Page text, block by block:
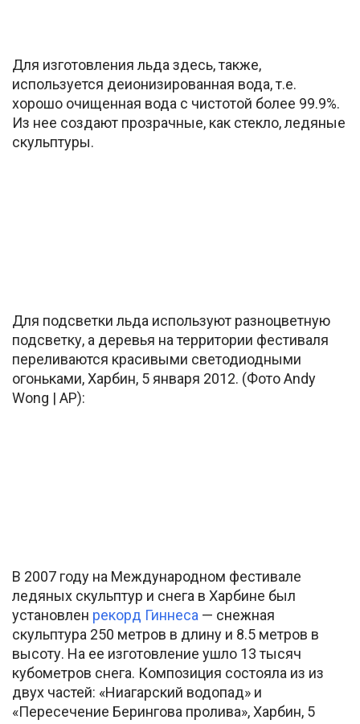
Для изготовления льда здесь, также,
используется деионизированная вода, т.е.
хорошо очищенная вода с чистотой более 99.9%.
Из нее создают прозрачные, как стекло, ледяные
скульптуры.
Для подсветки льда используют разноцветную
подсветку, а деревья на территории фестиваля
переливаются красивыми светодиодными
огоньками, Харбин, 5 января 2012. (Фото Andy
Wong | AP):
В 2007 году на Международном фестивале
ледяных скульптур и снега в Харбине был
установлен рекорд Гиннеса — снежная
скульптура 250 метров в длину и 8.5 метров в
высоту. На ее изготовление ушло 13 тысяч
кубометров снега. Композиция состояла из из
двух частей: «Ниагарский водопад» и
«Пересечение Берингова пролива», Харбин, 5